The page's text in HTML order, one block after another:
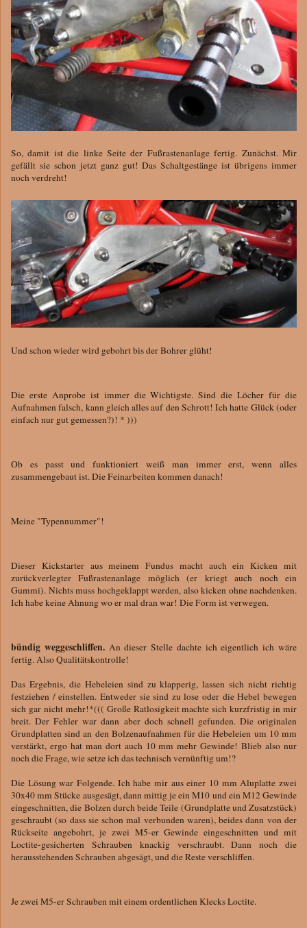
So, damit ist die linke Seite der Fußrastenanlage fertig. Zunächst. Mir
gefällt sie schon jetzt ganz gut! Das Schaltgestänge ist übrigens immer
noch verdreht!
Und schon wieder wird gebohrt bis der Bohrer glüht!
Die erste Anprobe ist immer die Wichtigste. Sind die Löcher für die
Aufnahmen falsch, kann gleich alles auf den Schrott! Ich hatte Glück (oder
einfach nur gut gemessen?)! * )))
Ob es passt und funktioniert weiß man immer erst, wenn alles
zusammengebaut ist. Die Feinarbeiten kommen danach!
Meine "Typennummer"!
Dieser Kickstarter aus meinem Fundus macht auch ein Kicken mit
zurückverlegter Fußrastenanlage möglich (er kriegt auch noch ein
Gummi). Nichts muss hochgeklappt werden, also kicken ohne nachdenken.
Ich habe keine Ahnung wo er mal dran war! Die Form ist verwegen.
bündig weggeschliffen.An dieser Stelle dachte ich eigentlich ich wäre
fertig. Also Qualitätskontrolle!
Das Ergebnis, die Hebeleien sind zu klapperig, lassen sich nicht richtig
festziehen / einstellen. Entweder sie sind zu lose oder die Hebel bewegen
sich gar nicht mehr!*((( Große Ratlosigkeit machte sich kurzfristig in mir
breit. Der Fehler war dann aber doch schnell gefunden. Die originalen
Grundplatten sind an den Bolzenaufnahmen für die Hebeleien um 10 mm
verstärkt, ergo hat man dort auch 10 mm mehr Gewinde! Blieb also nur
noch die Frage, wie setze ich das technisch vernünftig um!?
Die Lösung war Folgende. Ich habe mir aus einer 10 mm Aluplatte zwei
30x40 mm Stücke ausgesägt, dann mittig je ein M10 und ein M12 Gewinde
eingeschnitten, die Bolzen durch beide Teile (Grundplatte und Zusatzstück)
geschraubt (so dass sie schon mal verbunden waren), beides dann von der
Rückseite angebohrt, je zwei M5-er Gewinde eingeschnitten und mit
Loctite-gesicherten Schrauben knackig verschraubt. Dann noch die
herausstehenden Schrauben abgesägt, und die Reste verschliffen.
Je zwei M5-er Schrauben mit einem ordentlichen Klecks Loctite.